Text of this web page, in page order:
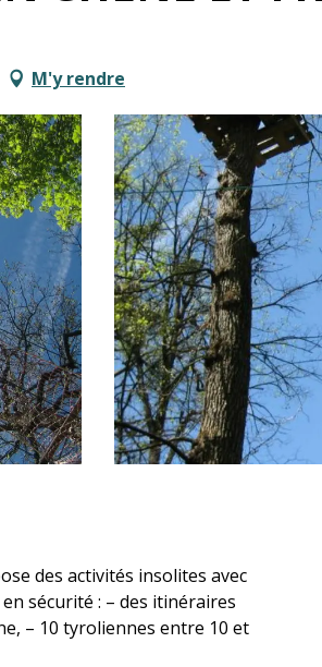
M'y rendre
des activités insolites avec
sécurité : – des itinéraires
– 10 tyroliennes entre 10 et